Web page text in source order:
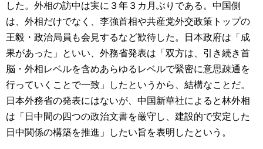
した。外相の訪中は実に３年３カ月ぶりである。中国側
は、外相だけでなく、李強首相や共産党外交政策トップの
王毅・政治局員も会見するなど歓待した。日本政府は「成
果があった」といい、外務省発表は「双方は、引き続き首
脳・外相レベルを含めあらゆるレベルで緊密に意思疎通を
行っていくことで一致」したというから、結構なことだ。
日本外務省の発表にはないが、中国新華社によると林外相
は「日中間の四つの政治文書を厳守し、建設的で安定した
日中関係の構築を推進」したい旨を表明したという。